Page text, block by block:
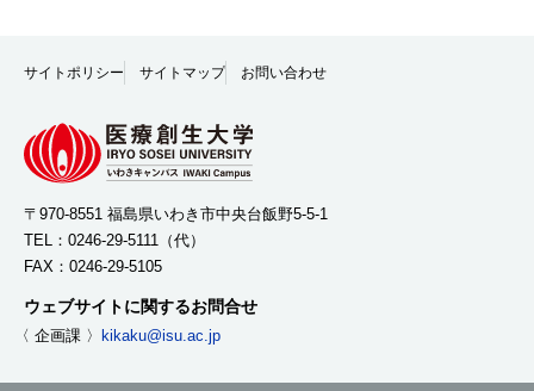
サイトポリシー サイトマップ お問い合わせ
〒970-8551 福島県いわき市中央台飯野5-5-1
TEL： 0246-29-5111 （代）
FAX：0246-29-5105
ウェブサイトに関するお問合せ
〈 企画課 〉 kikaku@isu.ac.jp